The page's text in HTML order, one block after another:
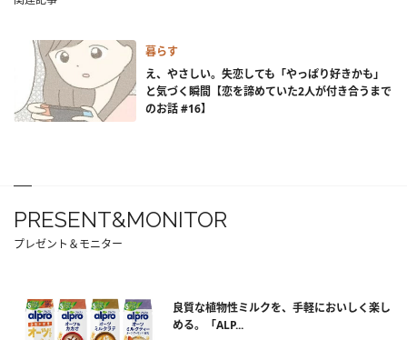
暮らす
え、やさしい。失恋しても「やっぱり好きかも」
と気づく瞬間【恋を諦めていた2人が付き合うまで
のお話 #16】
PRESENT&MONITOR
プレゼント＆モニター
良質な植物性ミルクを、手軽においしく楽し
める。「ALP...